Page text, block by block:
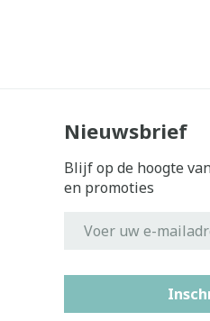
Nieuwsbrief
Blijf op de hoogte
en promoties